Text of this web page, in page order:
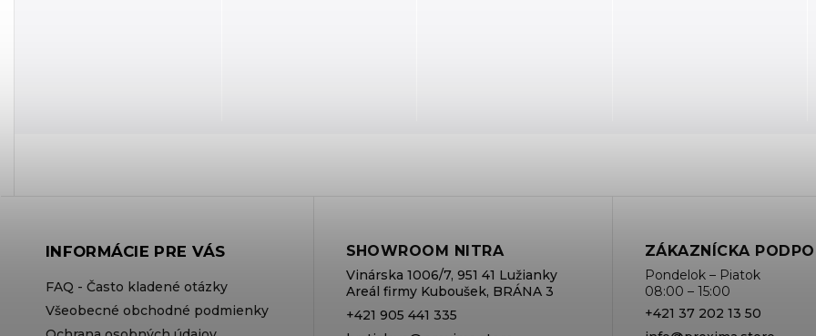
INFORMÁCIE PRE VÁS
FAQ - Často kladené otázky
Všeobecné obchodné podmienky
SHOWROOM NITRA
Vinárska 1006/7, 951 41 Lužianky
Areál firmy Kuboušek, BRÁNA 3
+421 905 441 335
ZÁKAZNÍCKA
Pondelok – Piatok
08:00 – 15:00
+421 37 202 13 50